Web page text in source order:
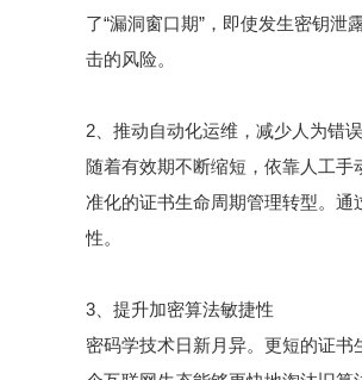
了“漏洞窗口期”，即使发生密钥
击的风险。
2、推动自动化运维，减少人为错误
随着有效期不断缩短，依靠人工
准化的证书生命周期管理转型。通
性。
3、提升加密算法敏捷性
密码学技术日新月异。更短的证